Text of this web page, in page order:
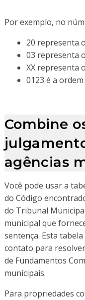
Por exemplo, no
20 representa
03 representa
XX representa
0123 é a
Combine
agências
Você pode usar a
do Código
do Tribunal
municipal que
sentença. Esta
contato para
de Fundamentos
municipais.
Para propriedades